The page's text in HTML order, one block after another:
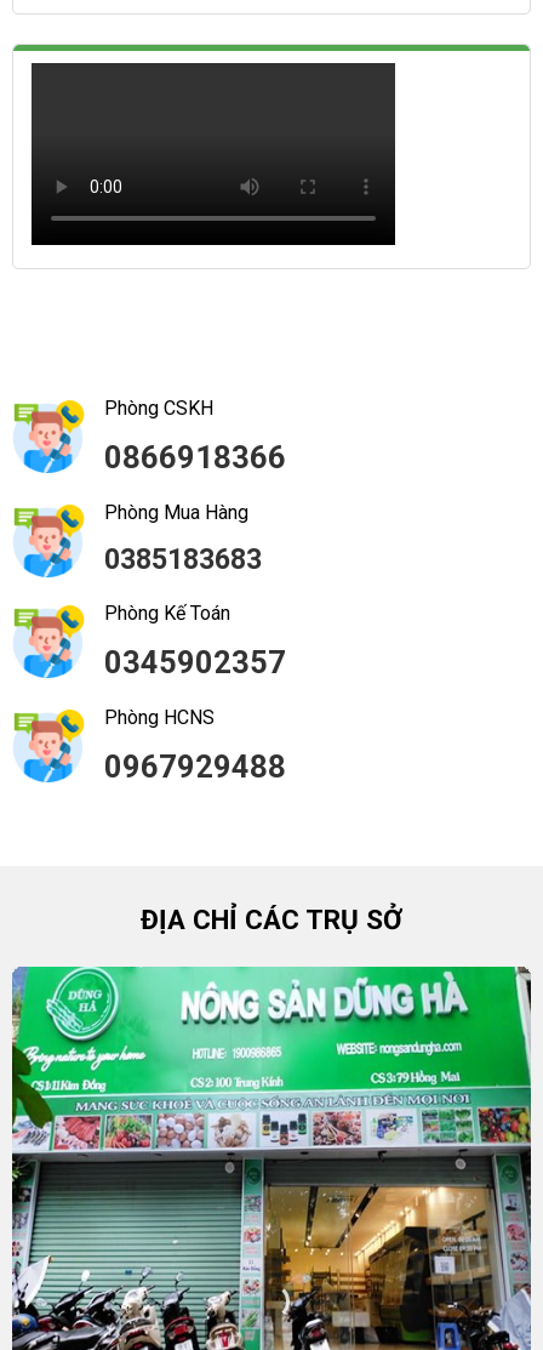
Phòng CSKH
0866918366
Phòng Mua Hàng
0385183683
Phòng Kế Toán
0345902357
Phòng HCNS
0967929488
ĐỊA CHỈ CÁC TRỤ SỞ